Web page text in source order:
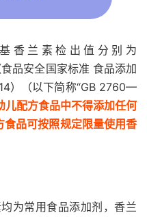
香兰素检出值分别为
品安全国家标准 食品添加
）（以下简称“GB 2760—
配方食品中不得添加任何
品可按照规定限量使用香
为常用食品添加剂，香兰